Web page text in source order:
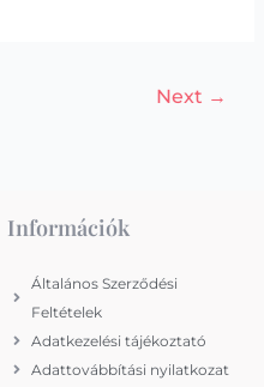
Next →
Információk
Általános Szerződési
Feltételek
Adatkezelési tájékoztató
Adattovábbítási nyilatkozat